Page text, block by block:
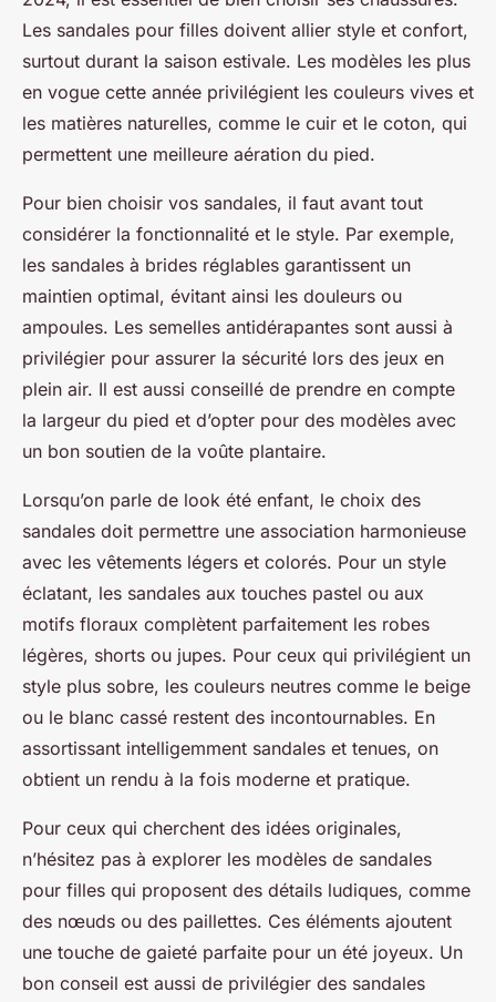
Les sandales pour filles doivent allier style et confort,
surtout durant la saison estivale. Les modèles les plus
en vogue cette année privilégient les couleurs vives et
les matières naturelles, comme le cuir et le coton, qui
permettent une meilleure aération du pied.
Pour bien choisir vos sandales, il faut avant tout
considérer la fonctionnalité et le style. Par exemple,
les sandales à brides réglables garantissent un
maintien optimal, évitant ainsi les douleurs ou
ampoules. Les semelles antidérapantes sont aussi à
privilégier pour assurer la sécurité lors des jeux en
plein air. Il est aussi conseillé de prendre en compte
la largeur du pied et d’opter pour des modèles avec
un bon soutien de la voûte plantaire.
Lorsqu’on parle de look été enfant, le choix des
sandales doit permettre une association harmonieuse
avec les vêtements légers et colorés. Pour un style
éclatant, les sandales aux touches pastel ou aux
motifs floraux complètent parfaitement les robes
légères, shorts ou jupes. Pour ceux qui privilégient un
style plus sobre, les couleurs neutres comme le beige
ou le blanc cassé restent des incontournables. En
assortissant intelligemment sandales et tenues, on
obtient un rendu à la fois moderne et pratique.
Pour ceux qui cherchent des idées originales,
n’hésitez pas à explorer les modèles de sandales
pour filles qui proposent des détails ludiques, comme
des nœuds ou des paillettes. Ces éléments ajoutent
une touche de gaieté parfaite pour un été joyeux. Un
bon conseil est aussi de privilégier des sandales